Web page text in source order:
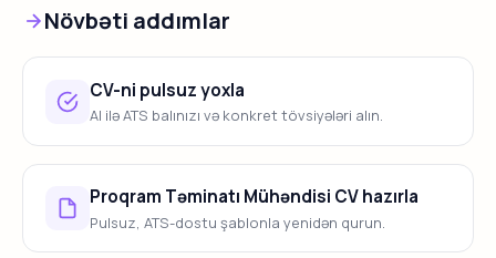
Növbəti addımlar
CV-ni pulsuz yoxla
AI ilə ATS balınızı və konkret tövsiyələri alın.
Proqram Təminatı Mühəndisi CV hazırla
Pulsuz, ATS-dostu şablonla yenidən qurun.